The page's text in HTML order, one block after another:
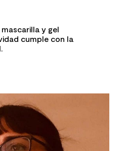
y gel
cumple con la